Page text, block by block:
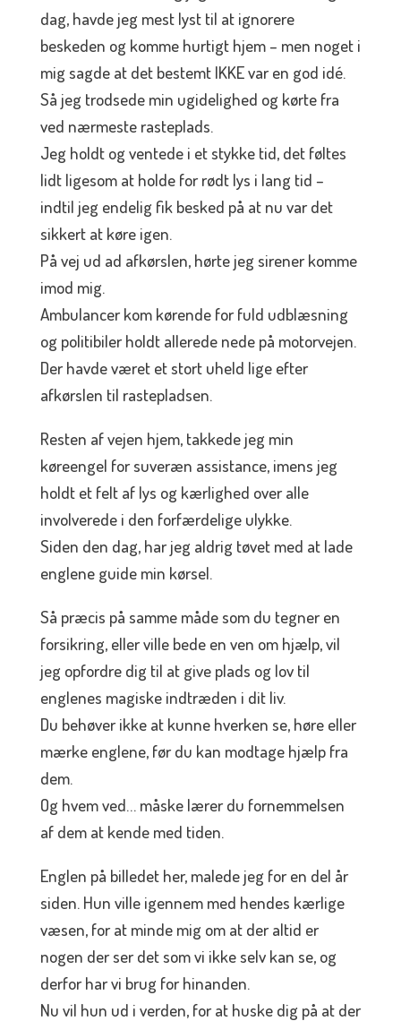
dag, havde jeg mest lyst til at ignorere
beskeden og komme hurtigt hjem – men noget i
mig sagde at det bestemt IKKE var en god idé.
Så jeg trodsede min ugidelighed og kørte fra
ved nærmeste rasteplads.
Jeg holdt og ventede i et stykke tid, det føltes
lidt ligesom at holde for rødt lys i lang tid –
indtil jeg endelig fik besked på at nu var det
sikkert at køre igen.
På vej ud ad afkørslen, hørte jeg sirener komme
imod mig.
Ambulancer kom kørende for fuld udblæsning
og politibiler holdt allerede nede på motorvejen.
Der havde været et stort uheld lige efter
afkørslen til rastepladsen.
Resten af vejen hjem, takkede jeg min
køreengel for suveræn assistance, imens jeg
holdt et felt af lys og kærlighed over alle
involverede i den forfærdelige ulykke.
Siden den dag, har jeg aldrig tøvet med at lade
englene guide min kørsel.
Så præcis på samme måde som du tegner en
forsikring, eller ville bede en ven om hjælp, vil
jeg opfordre dig til at give plads og lov til
englenes magiske indtræden i dit liv.
Du behøver ikke at kunne hverken se, høre eller
mærke englene, før du kan modtage hjælp fra
dem.
Og hvem ved… måske lærer du fornemmelsen
af dem at kende med tiden.
Englen på billedet her, malede jeg for en del år
siden. Hun ville igennem med hendes kærlige
væsen, for at minde mig om at der altid er
nogen der ser det som vi ikke selv kan se, og
derfor har vi brug for hinanden.
Nu vil hun ud i verden, for at huske dig på at der